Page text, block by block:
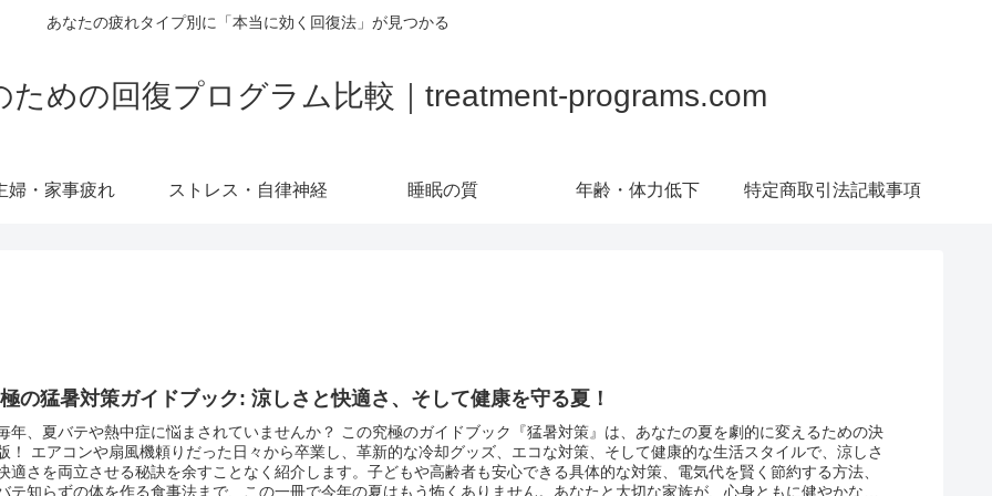
あなたの疲れタイプ別に「本当に効く回復法」が見つかる
めの回復プログラム比較｜treatment-programs.com
婦・家事疲れ ストレス・自律神経 睡眠の質 年齢・体力低下 特定商取引法記載事項
の猛暑対策ガイドブック: 涼しさと快適さ、そして健康を守る夏！
年、夏バテや熱中症に悩まされていませんか？ この究極のガイドブック『猛暑対策』は、あなたの夏を劇的に変えるための決
！ エアコンや扇風機頼りだった日々から卒業し、革新的な冷却グッズ、エコな対策、そして健康的な生活スタイルで、涼しさ
適さを両立させる秘訣を余すことなく紹介します。子どもや高齢者も安心できる具体的な対策、電気代を賢く節約する方法、
テ知らずの体を作る食事法まで、この一冊で今年の夏はもう怖くありません。あなたと大切な家族が、心身ともに健やかな夏